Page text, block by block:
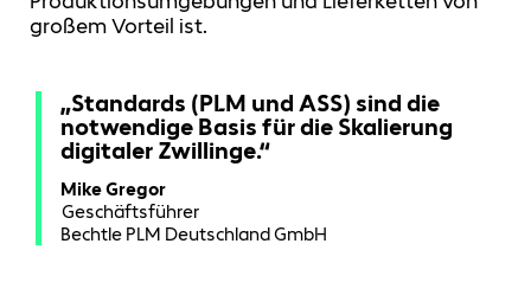
großem Vorteil ist.
„Standards (PLM und ASS) sind die
notwendige Basis für die Skalierung
digitaler Zwillinge.“
Mike Gregor
Geschäftsführer
Bechtle PLM Deutschland GmbH